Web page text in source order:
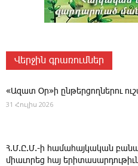
Վերջին գրառումներ
«Ազատ Օր»ի ընթերցողներու
31 Հուլիս 2026
Հ.Մ.Ը.Մ.-ի համահայկական
միաւորեց հայ